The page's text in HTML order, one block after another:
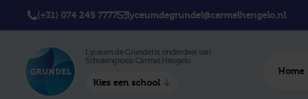
(+31) 074 245 7777 lyceumdegrundel@carmelhengelo.nl
Lyceum de Grundel is onderdeel van
Scholengroep Carmel Hengelo
Kies een school
Home